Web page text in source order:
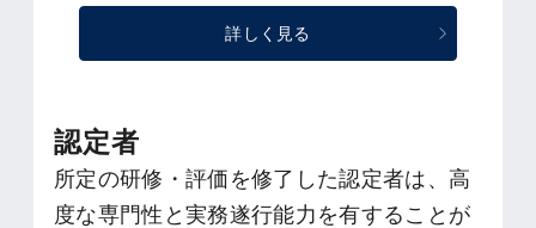
詳しく見る
認定者
所定の研修・評価を修了した認定者は、高
度な専門性と実務遂行能力を有することが